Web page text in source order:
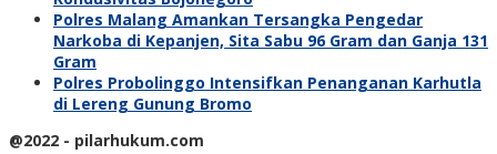
Polres Malang Amankan Tersangka Pengedar
Narkoba di Kepanjen, Sita Sabu 96 Gram dan Ganja 131
Gram
Polres Probolinggo Intensifkan Penanganan Karhutla
di Lereng Gunung Bromo
@2022 - pilarhukum.com